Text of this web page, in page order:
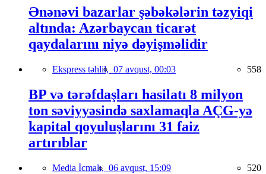
Ənənəvi bazarlar şəbəkələrin təzyiqi
altında: Azərbaycan ticarət
qaydalarını niyə dəyişməlidir
Ekspress təhlil, 07 avqust, 00:03 558
BP və tərəfdaşları hasilatı 8 milyon
ton səviyyəsində saxlamaqla AÇG-yə
kapital qoyuluşlarını 31 faiz
artırıblar
Media İcmalı, 06 avqust, 15:09 520